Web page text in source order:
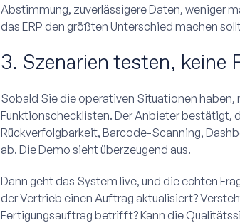
Abstimmung, zuverlässigere Daten, weniger
das ERP den größten Unterschied machen
3. Szenarien testen, keine
Sobald Sie die operativen Situationen haben,
Funktionschecklisten. Der Anbieter bestätigt,
Rückverfolgbarkeit, Barcode-Scanning,
ab. Die Demo sieht überzeugend aus.
Dann geht das System live, und die echten
der Vertrieb einen Auftrag aktualisiert?
Fertigungsauftrag betrifft? Kann die